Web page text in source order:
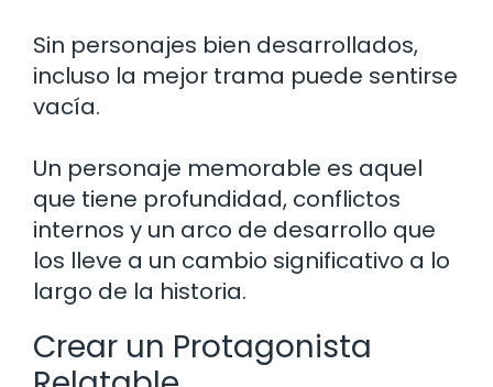
Sin personajes bien desarrollados,
incluso la mejor trama puede sentirse
vacía.
Un personaje memorable es aquel
que tiene profundidad, conflictos
internos y un arco de desarrollo que
los lleve a un cambio significativo a lo
largo de la historia.
Crear un Protagonista